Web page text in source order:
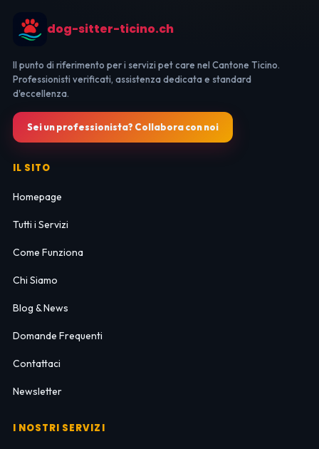
dog-sitter-ticino.ch
Il punto di riferimento per i servizi pet care nel Cantone Ticino.
Professionisti verificati, assistenza dedicata e standard
d'eccellenza.
Sei un professionista? Collabora con noi
IL SITO
Homepage
Tutti i Servizi
Come Funziona
Chi Siamo
Blog & News
Domande Frequenti
Contattaci
Newsletter
I NOSTRI SERVIZI